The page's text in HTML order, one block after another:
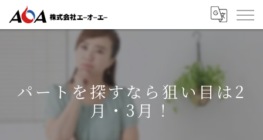
パートを探すなら狙い目は2
月・3月！